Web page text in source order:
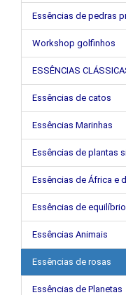
Essências de pedras
Workshop golfinhos
ESSÊNCIAS
Essências de catos
Essências Marinhas
Essências de plantas
Essências de África e
Essências de
Essências Animais
Essências de rosas
Essências de Planetas